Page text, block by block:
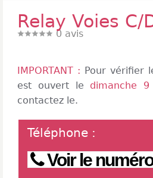
Relay Voies C/
0 avis
IMPORTANT : Pour vérifier
est ouvert le dimanche
contactez le.
Téléphone :
Voir le numéro